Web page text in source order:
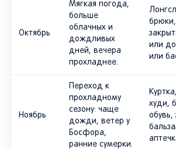
Октябрь
Мягкая погода,
больше
облачных и
дождливых
дней, вечера
прохладнее.
брюки,
или
или
Ноябрь
Переход к
прохладному
сезону: чаще
дожди, ветер у
Босфора,
ранние сумерки.
худи,